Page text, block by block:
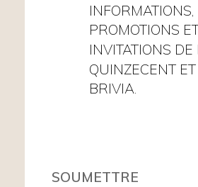
INFORMATIONS,
PROMOTIONS
INVITATIONS
QUINZECENT
BRIVIA.
SOUMETTRE